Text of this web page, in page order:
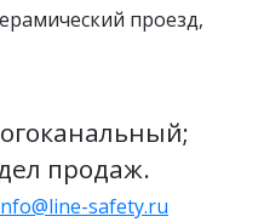
проезд,
продаж.
safety.ru